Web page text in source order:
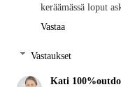
keräämässä loput
Vastaa
Vastaukset
Kati